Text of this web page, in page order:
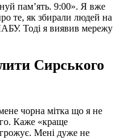
пам’ять. 9:00». Я вже
те, як збирали людей на
Тоді я виявив мережу
Сирського
чорна мітка що я не
Каже «краще
Мені дуже не